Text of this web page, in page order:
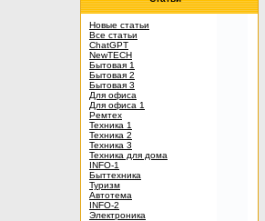
Новые статьи
Все статьи
ChatGPT
NewTECH
Бытовая 1
Бытовая 2
Бытовая 3
Для офиса
Для офиса 1
Ремтех
Техника 1
Техника 2
Техника 3
Техника для дома
INFO-1
Быттехника
Туризм
Автотема
INFO-2
Электроника